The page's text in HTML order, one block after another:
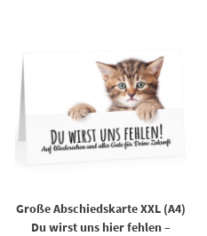
Große Abschiedskarte XXL (A4)
Du wirst uns hier fehlen –